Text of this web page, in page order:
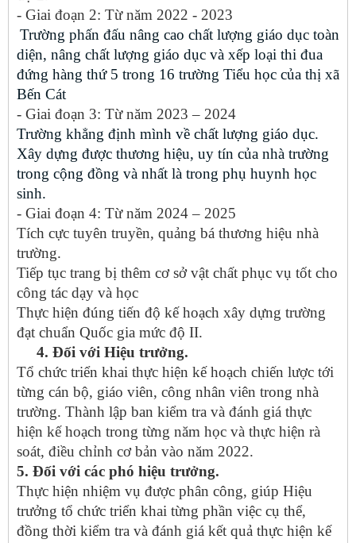
- Giai đoạn 2: Từ năm 2022 - 2023
Trường phấn đấu nâng cao chất lượng giáo dục toàn
diện, nâng chất lượng giáo dục và xếp loại thi đua
đứng hàng thứ 5 trong 16 trường Tiểu học của thị xã
Bến Cát
- Giai đoạn 3: Từ năm 2023 – 2024
Trường khẳng định mình về chất lượng giáo dục.
Xây dựng được thương hiệu, uy tín của nhà trường
trong cộng đồng và nhất là trong phụ huynh học
sinh.
- Giai đoạn 4: Từ năm 2024 – 2025
Tích cực tuyên truyền, quảng bá thương hiệu nhà
trường.
Tiếp tục trang bị thêm cơ sở vật chất phục vụ tốt cho
công tác dạy và học
Thực hiện đúng tiến độ kế hoạch xây dựng trường
đạt chuẩn Quốc gia mức độ II.
4. Đối với Hiệu trưởng.
Tổ chức triển khai thực hiện kế hoạch chiến lược tới
từng cán bộ, giáo viên, công nhân viên trong nhà
trường. Thành lập ban kiểm tra và đánh giá thực
hiện kế hoạch trong từng năm học và thực hiện rà
soát, điều chỉnh cơ bản vào năm 2022.
5. Đối với các phó hiệu trưởng.
Thực hiện nhiệm vụ được phân công, giúp Hiệu
trưởng tổ chức triển khai từng phần việc cụ thể,
đồng thời kiểm tra và đánh giá kết quả thực hiện kế